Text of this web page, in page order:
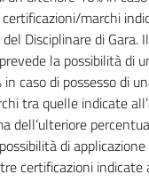
marchi
Disciplinare di Gara.
la possibilità di
in caso di possesso di
tra quelle indicate
dell’ulteriore
di
certificazioni indicate